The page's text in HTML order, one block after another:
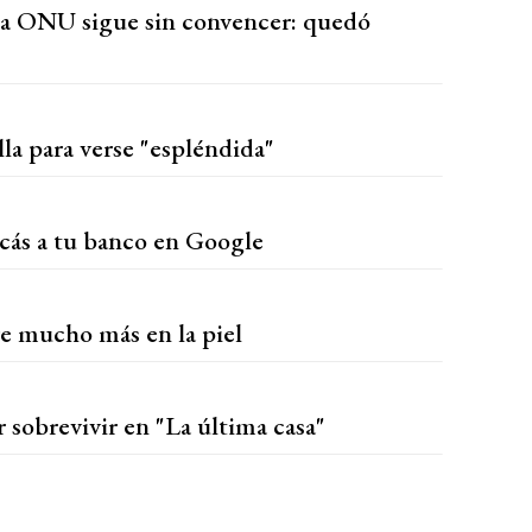
ONU sigue sin convencer: quedó
para verse "espléndida"
a tu banco en Google
mucho más en la piel
en "La última casa"